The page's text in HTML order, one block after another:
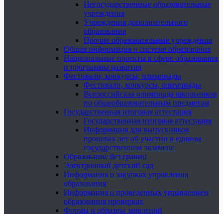
Негосударственные образовательные
учреждения
Учреждения дополнительного
образования
Прочие образовательные учреждения
Общая информация о системе образования
Национальные проекты в сфере образования
и программы развития
Фестивали, конкурсы, олимпиады
Фестивали, конкурсы, олимпиады
Всероссийская олимпиада школьников
по общеобразовательным предметам
Государственная итоговая аттестация
Государственная итоговая аттестация
Информация для выпускников
прошлых лет об участии в едином
государственном экзамене
Образование без границ
Электронный детский сад
Информация о закупках управления
образования
Информация о проведенных управлением
образования проверках
Формы и образцы заявлений